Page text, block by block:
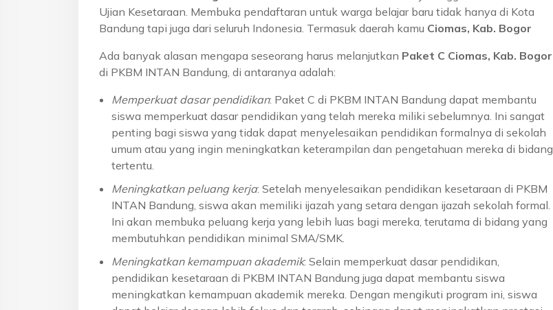
Ujian Kesetaraan. Membuka pendaftaran untuk warga belajar baru tidak hanya di Kota
Bandung tapi juga dari seluruh Indonesia. Termasuk daerah kamu Ciomas, Kab. Bogor
Ada banyak alasan mengapa seseorang harus melanjutkan Paket C Ciomas, Kab. Bogor
di PKBM INTAN Bandung, di antaranya adalah:
Memperkuat dasar pendidikan: Paket C di PKBM INTAN Bandung dapat membantu
siswa memperkuat dasar pendidikan yang telah mereka miliki sebelumnya. Ini sangat
penting bagi siswa yang tidak dapat menyelesaikan pendidikan formalnya di sekolah
umum atau yang ingin meningkatkan keterampilan dan pengetahuan mereka di bidang
tertentu.
Meningkatkan peluang kerja: Setelah menyelesaikan pendidikan kesetaraan di PKBM
INTAN Bandung, siswa akan memiliki ijazah yang setara dengan ijazah sekolah formal.
Ini akan membuka peluang kerja yang lebih luas bagi mereka, terutama di bidang yang
membutuhkan pendidikan minimal SMA/SMK.
Meningkatkan kemampuan akademik: Selain memperkuat dasar pendidikan,
pendidikan kesetaraan di PKBM INTAN Bandung juga dapat membantu siswa
meningkatkan kemampuan akademik mereka. Dengan mengikuti program ini, siswa